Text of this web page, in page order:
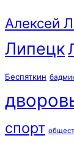
Алексей
Липецк
Беспяткин
спорт